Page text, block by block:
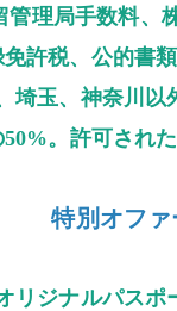
理局手数料、
許税、公的書
埼玉、神奈川以
。許可され
特別オファ
リジナルパスポ